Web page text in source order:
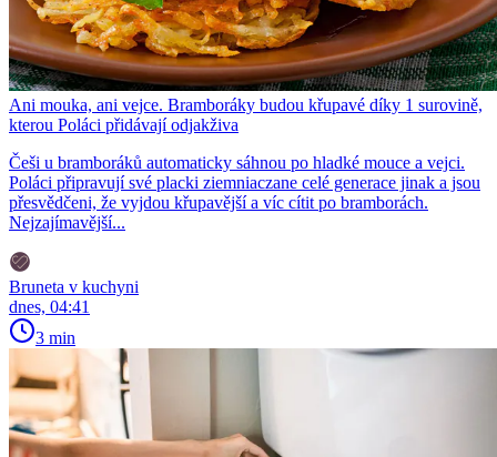
Ani mouka, ani vejce. Bramboráky budou křupavé díky 1 surovině,
kterou Poláci přidávají odjakživa
Češi u bramboráků automaticky sáhnou po hladké mouce a vejci.
Poláci připravují své placki ziemniaczane celé generace jinak a jsou
přesvědčeni, že vyjdou křupavější a víc cítit po bramborách.
Nejzajímavější...
Bruneta v kuchyni
dnes, 04:41
3 min